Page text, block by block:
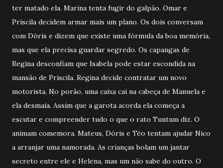
ter matado ela. Marina tenta fugir do galpão. Omar e
Priscila decidem armar mais um plano. Os dois conversam
com Dóris e dizem que existe uma fórmula da boa memória,
mas que ela precisa guardar segredo. Os capangas de
Regina desconfiam que Isabela pode estar escondida na
mansão de Priscila. Regina decide contratar um novo
motorista. No porão, uma caixa cai na cabeça de Manuela e
ela desmaia. Assim que a garota acorda ela começa a
escutar e compreender tudo o que o rato Tuntum diz. O
animam comemora. Mateus, Dóris e Téo tentam ajudar Nico
a arranjar uma namorada. As crianças bolam um jantar
secreto entre ele e Helena, mas um não sabe do outro. O